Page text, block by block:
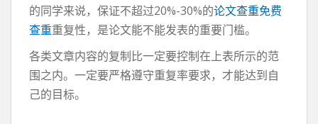
的同学来说，保证不超过20%-30%的论文查重免费
查重重复性，是论文能不能发表的重要门槛。
各类文章内容的复制比一定要控制在上表所示的范
围之内。一定要严格遵守重复率要求，才能达到自
己的目标。